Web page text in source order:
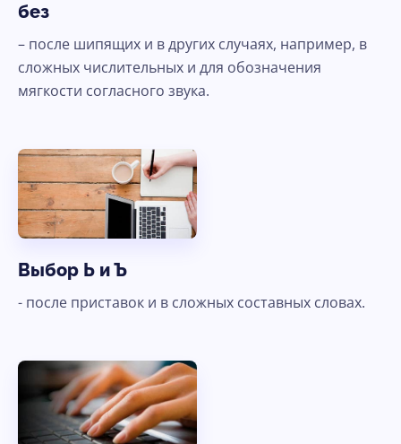
без
– после шипящих и в других случаях, например, в
сложных числительных и для обозначения
мягкости согласного звука.
Выбор Ь и Ъ
- после приставок и в сложных составных словах.